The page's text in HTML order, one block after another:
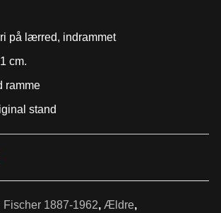
på lærred, indrammet
cm.
ramme
stand
Fischer 1887-1962, Ældre,